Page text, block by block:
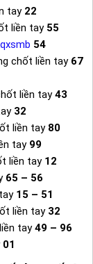
tay 22
liền tay55
54
chốt liền tay 67
liền tay43
32
liền tay 80
tay 99
liền tay 12
65 – 56
15 – 51
liền tay 32
tay49 – 96
01